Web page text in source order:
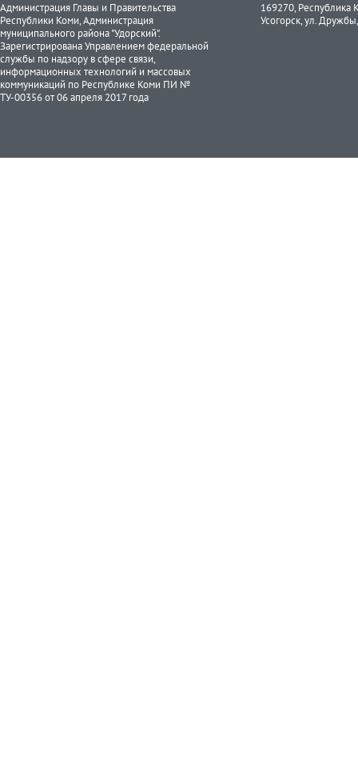
Администрация Главы и Правительства
Республики Коми, Администрация
муниципального района "Удорский".
Зарегистрирована Управлением федеральной
службы по надзору в сфере связи,
информационных технологий и массовых
коммуникаций по Республике Коми ПИ №
ТУ-00356 от 06 апреля 2017 года
169270, Республика
Усогорск, ул.